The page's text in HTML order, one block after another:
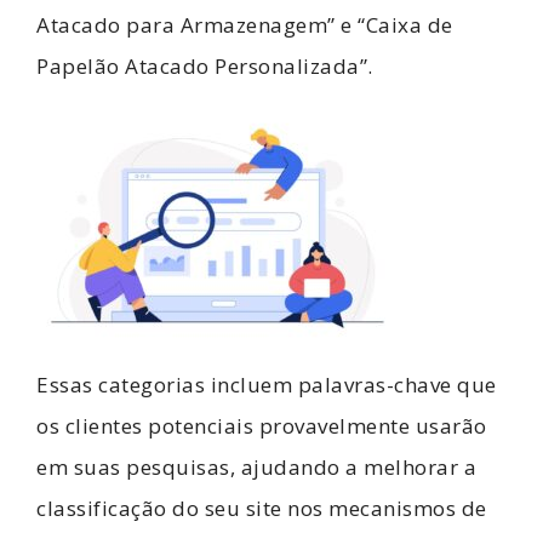
Atacado para Armazenagem” e “Caixa de
Papelão Atacado Personalizada”.
Essas categorias incluem palavras-chave que
os clientes potenciais provavelmente usarão
em suas pesquisas, ajudando a melhorar a
classificação do seu site nos mecanismos de